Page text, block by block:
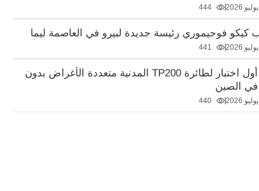
444
كيكو فوجيموري رئيسة جديدة لبيرو في العاصمة ليما
441
نجاح أول اختبار لطائرة TP200 المدنية متعددة الأغراض بدون
في الصين
440